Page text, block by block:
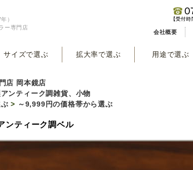
）
ー専門店
会社概要
サイズで選ぶ 拡大率で選ぶ 用途で選ぶ
店 岡本鏡店
ンティーク調雑貨、小物
> ～9,999円の価格帯から選ぶ
ンティーク調ベル